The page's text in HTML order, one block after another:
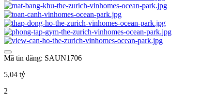
Mã tin đăng: SAUN1706
5,04 tỷ
2